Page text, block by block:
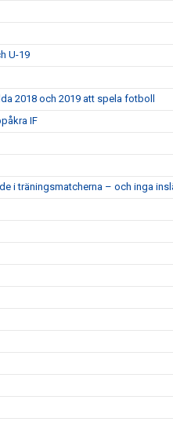
U-19
2018 och 2019 att spela fotboll
IF
i träningsmatcherna – och inga